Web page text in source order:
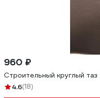
960 ₽
Строительный круглый
4.6(18)